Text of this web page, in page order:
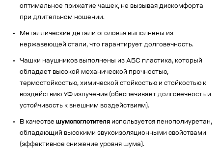
оптимальное прижатие чашек, не вызывая дискомфорта
при длительном ношении.
Металлические детали оголовья выполнены из
нержавеющей стали, что гарантирует долговечность.
Чашки наушников выполнены из АБС пластика, который
обладает высокой механической прочностью,
термостойкостью, химической стойкостью и стойкостью к
воздействию УФ излучения (обеспечивает долговечность и
устойчивость к внешним воздействиям).
В качестве шумопоглотителя используется пенополиуретан,
обладающий высокими звукоизоляционными свойствами
(эффективное снижение уровня шума).